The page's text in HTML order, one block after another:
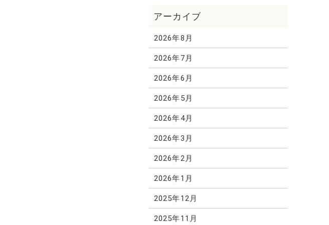
2026年8月
2026年7月
2026年6月
2026年5月
2026年4月
2026年3月
2026年2月
2026年1月
2025年12月
2025年11月